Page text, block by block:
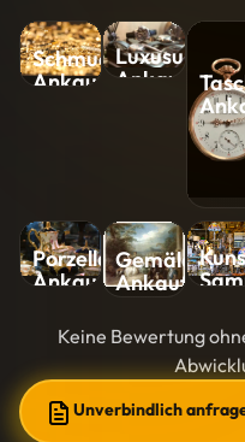
Schmuck-
Ankauf
Luxusuhren-
Ankauf
Porzellan-
Ankauf
Gemälde-
Ankauf
Keine Bewertung
Unverbindlich